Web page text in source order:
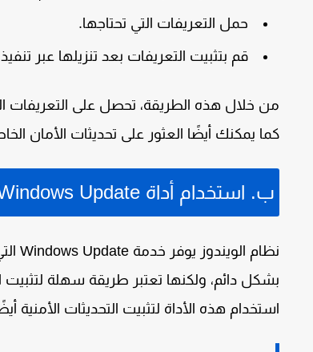
حمل التعريفات التي تحتاجها.
قم بتثبيت التعريفات بعد تنزيلها عبر
من خلال هذه الطريقة، تحصل على التعريفات
كما يمكنك أيضًا العثور على تحديثات الأمان
ب. استخدام أداة Windows Update
نظام الويندوز يوفر خدمة Windows Update
بشكل دائم، ولكنها تعتبر طريقة سهلة
استخدام هذه الأداة لتثبيت التحديثات الأمنية